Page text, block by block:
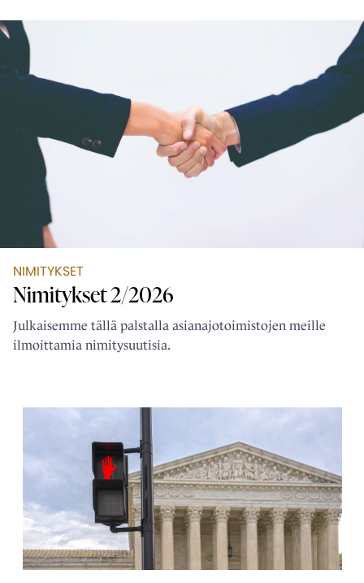
NIMITYKSET
Nimitykset 2/2026
Julkaisemme tällä palstalla asianajotoimistojen meille
ilmoittamia nimitysuutisia.